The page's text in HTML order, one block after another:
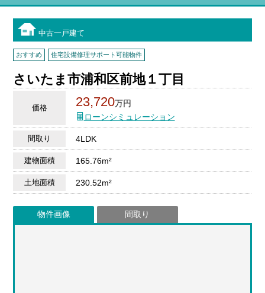
中古一戸建て
おすすめ 住宅設備修理サポート可能物件
さいたま市浦和区前地１丁目
価格 23,720万円
ローンシミュレーション
間取り 4LDK
建物面積 165.76m²
土地面積 230.52m²
物件画像 間取り